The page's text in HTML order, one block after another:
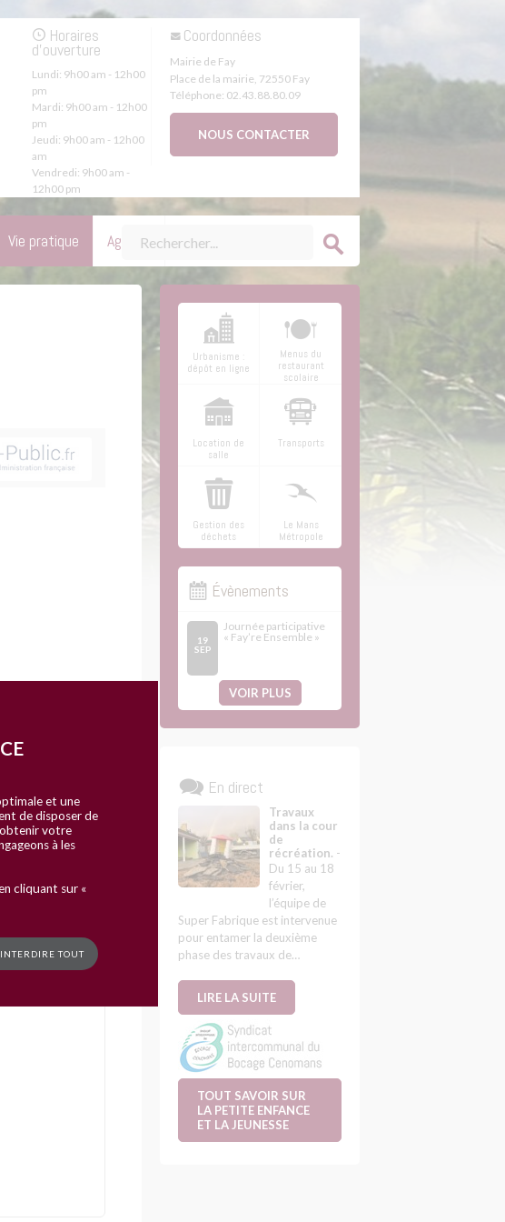
Horaires
d'ouverture
Lundi: 9h00 am - 12h00
pm
Mardi: 9h00 am - 12h00
pm
Jeudi: 9h00 am - 12h00
am
Vendredi: 9h00 am -
12h00 pm
Coordonnées
Mairie de Fay
Place de la mairie, 72550 Fay
Téléphone: 02.43.88.80.09
NOUS CONTACTER
Vie pratique Agenda
Urbanisme :
dépôt en ligne
Menus du
restaurant
scolaire
Location de
salle
Transports
Gestion des
déchets
Le Mans
Métropole
Évènements
19
SEP
Journée participative
« Fay’re Ensemble »
VOIR PLUS
En direct
Travaux
dans la cour
de
récréation. -
Du 15 au 18
février,
l’équipe de
Super Fabrique est intervenue
pour entamer la deuxième
phase des travaux de…
LIRE LA SUITE
TOUT SAVOIR SUR
LA PETITE ENFANCE
ET LA JEUNESSE
et une
de disposer de
votre
à les
cliquant sur «
TOUT